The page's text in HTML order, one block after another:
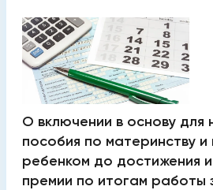
О включении в основу для
пособия по материнству и
ребенком до достижения
премии по итогам работы